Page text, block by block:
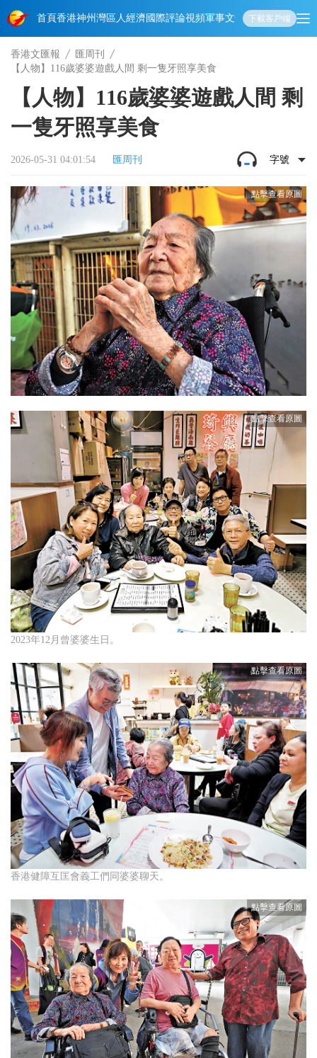
首頁香港神州 灣區人經濟國際評論視頻軍事文化 娛樂生活教育體
下載客戶端
香港文匯報
匯周刊
【人物】116歲婆婆遊戲人間 剩一隻牙照享美食
【人物】116歲婆婆遊戲人間 剩
一隻牙照享美食
2026-05-31 04:01:54 匯周刊 字號
2023年12月曾婆婆生日。
香港健障互匡會義工們同婆婆聊天。